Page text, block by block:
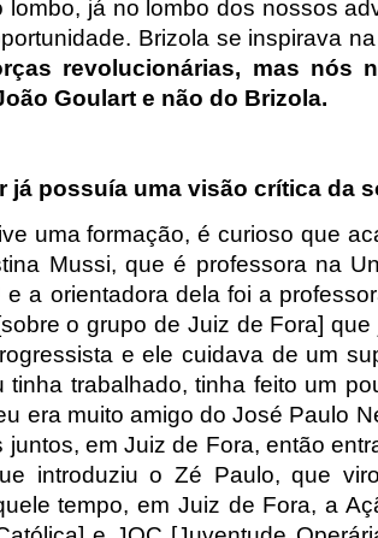
lombo, já no lombo dos nossos
Brizola se inspirava
revolucionárias, mas nós
Goulart e não do Brizola.
já possuía uma visão crítica da
uma formação, é curioso que
Mussi, que é professora na
e a orientadora dela foi a
o grupo de Juiz de Fora]
e ele cuidava de um
tinha trabalhado, tinha feito um
era muito amigo do José Paulo
juntos, em Juiz de Fora, então
introduziu o Zé Paulo, que
tempo, em Juiz de Fora, a